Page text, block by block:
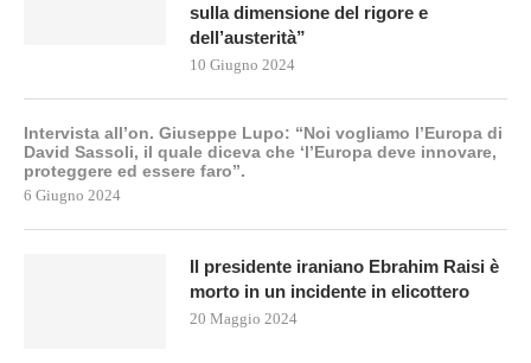
sulla dimensione del rigore e
dell’austerità”
10 Giugno 2024
Intervista all’on. Giuseppe Lupo: “Noi vogliamo l’Europa di
David Sassoli, il quale diceva che ‘l’Europa deve innovare,
proteggere ed essere faro”.
6 Giugno 2024
Il presidente iraniano Ebrahim Raisi è
morto in un incidente in elicottero
20 Maggio 2024